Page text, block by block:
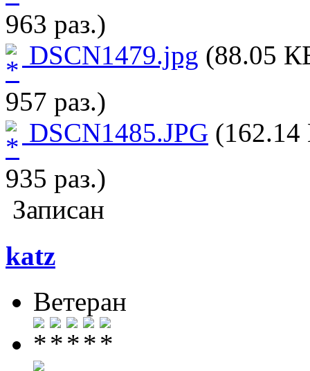
963 раз.)
DSCN1479.jpg (88.05
957 раз.)
DSCN1485.JPG (162.14
935 раз.)
Записан
katz
Ветеран